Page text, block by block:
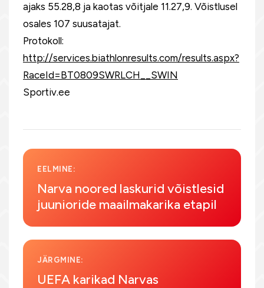
ajaks 55.28,8 ja kaotas võitjale 11.27,9. Võistlusel
osales 107 suusatajat.
Protokoll:
http://services.biathlonresults.com/results.aspx?
RaceId=BT0809SWRLCH__SWIN
Sportiv.ee
EELMINE:
Narva noored laskurid võistlesid
juunioride maailmakarika etapil
JÄRGMINE:
UEFA karikad Narvas